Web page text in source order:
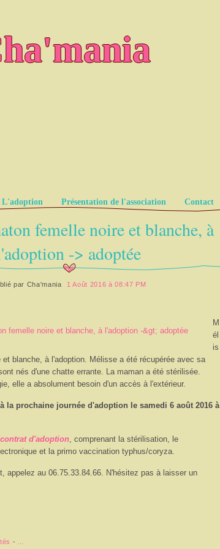
L'adoption Présentation de l'association Contact
femelle noire et blanche, à
-> adoptée
par Cha'mania 1 Août 2016 à 08:47 PM
M
él
is
blanche, à l'adoption. Mélisse a été récupérée avec sa
nés d'une chatte errante. La maman a été stérilisée.
elle a absolument besoin d'un accès à l'extérieur.
la prochaine journée d'adoption le samedi 6 août 2016 à
contrat d'adoption, comprenant la stérilisation, le
et la primo vaccination typhus/coryza.
appelez au 06.75.33.84.66. N'hésitez pas à laisser un
-